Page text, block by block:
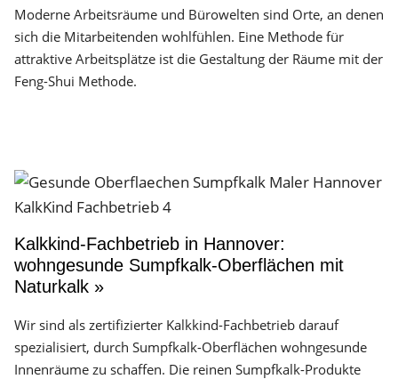
Moderne Arbeitsräume und Bürowelten sind Orte, an denen
sich die Mitarbeitenden wohlfühlen. Eine Methode für
attraktive Arbeitsplätze ist die Gestaltung der Räume mit der
Feng-Shui Methode.
Kalkkind-Fachbetrieb in Hannover:
wohngesunde Sumpfkalk-Oberflächen mit
Naturkalk »
Wir sind als zertifizierter Kalkkind-Fachbetrieb darauf
spezialisiert, durch Sumpfkalk-Oberflächen wohngesunde
Innenräume zu schaffen. Die reinen Sumpfkalk-Produkte